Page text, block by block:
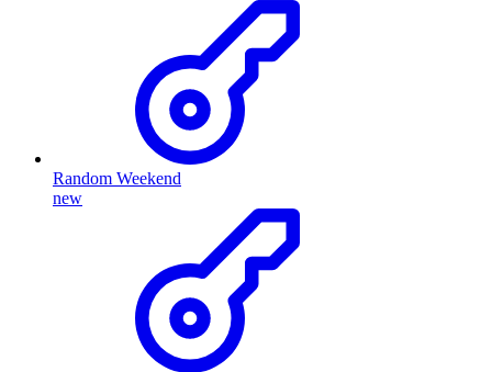
Random Weekend
new